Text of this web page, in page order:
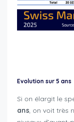
Evolution sur 5 ans
Si on élargit le
ans, on voit très